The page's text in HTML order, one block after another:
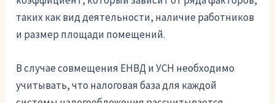
таких как вид деятельности, наличие работников
и размер площади помещений.
В случае совмещения ЕНВД и УСН необходимо
учитывать, что налоговая база для каждой